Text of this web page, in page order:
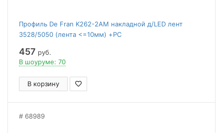
Профиль De Fran K262-2AM накладной д/LED лент
3528/5050 (лента <=10мм) +PC
457 руб.
В шоуруме: 70
В корзину
68989